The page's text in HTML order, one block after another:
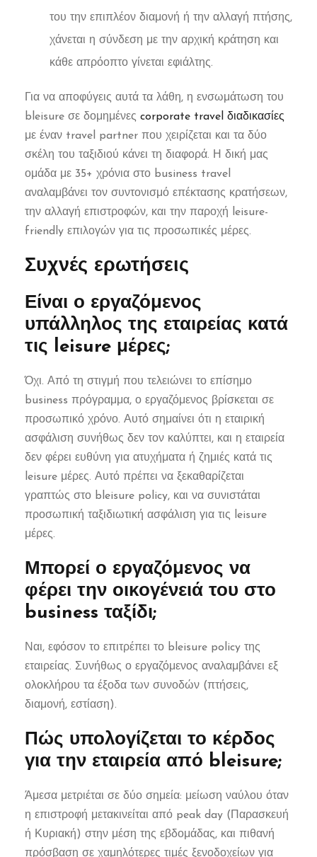
του την επιπλέον διαμονή ή την αλλαγή πτήσης,
χάνεται η σύνδεση με την αρχική κράτηση και
κάθε απρόοπτο γίνεται εφιάλτης.
Για να αποφύγεις αυτά τα λάθη, η ενσωμάτωση του
bleisure σε δομημένες corporate travel διαδικασίες
με έναν travel partner που χειρίζεται και τα δύο
σκέλη του ταξιδιού κάνει τη διαφορά. Η δική μας
ομάδα με 35+ χρόνια στο business travel
αναλαμβάνει τον συντονισμό επέκτασης κρατήσεων,
την αλλαγή επιστροφών, και την παροχή leisure-
friendly επιλογών για τις προσωπικές μέρες.
Συχνές ερωτήσεις
Είναι ο εργαζόμενος
υπάλληλος της εταιρείας κατά
τις leisure μέρες;
Όχι. Από τη στιγμή που τελειώνει το επίσημο
business πρόγραμμα, ο εργαζόμενος βρίσκεται σε
προσωπικό χρόνο. Αυτό σημαίνει ότι η εταιρική
ασφάλιση συνήθως δεν τον καλύπτει, και η εταιρεία
δεν φέρει ευθύνη για ατυχήματα ή ζημιές κατά τις
leisure μέρες. Αυτό πρέπει να ξεκαθαρίζεται
γραπτώς στο bleisure policy, και να συνιστάται
προσωπική ταξιδιωτική ασφάλιση για τις leisure
μέρες.
Μπορεί ο εργαζόμενος να
φέρει την οικογένειά του στο
business ταξίδι;
Ναι, εφόσον το επιτρέπει το bleisure policy της
εταιρείας. Συνήθως ο εργαζόμενος αναλαμβάνει εξ
ολοκλήρου τα έξοδα των συνοδών (πτήσεις,
διαμονή, εστίαση).
Πώς υπολογίζεται το κέρδος
για την εταιρεία από bleisure;
Άμεσα μετριέται σε δύο σημεία: μείωση ναύλου όταν
η επιστροφή μετακινείται από peak day (Παρασκευή
ή Κυριακή) στην μέση της εβδομάδας, και πιθανή
πρόσβαση σε χαμηλότερες τιμές ξενοδοχείων για